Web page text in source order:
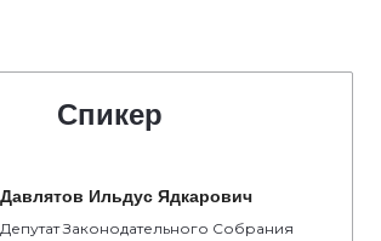
Спикер
Давлятов Ильдус Ядкарович
Депутат Законодательного Собрания